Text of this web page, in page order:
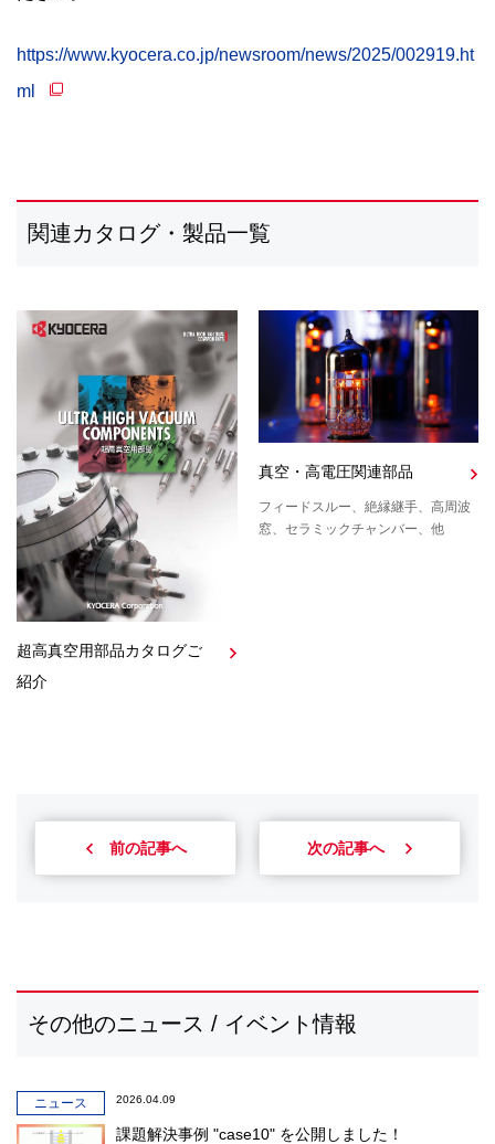
https://www.kyocera.co.jp/newsroom/news/2025/002919.ht
ml
関連カタログ・製品一覧
超高真空用部品カタログご
紹介
真空・高電圧関連部品
フィードスルー、絶縁継手、高周波
窓、セラミックチャンバー、他
前の記事へ 次の記事へ
その他のニュース / イベント情報
ニュース 2026.04.09
課題解決事例 "case10" を公開しました！